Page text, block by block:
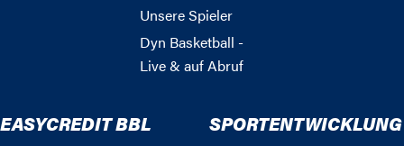
Unsere Spieler
Dyn Basketball -
Live & auf Abruf
EASYCREDIT BBL SPORTENTWICKLUNG